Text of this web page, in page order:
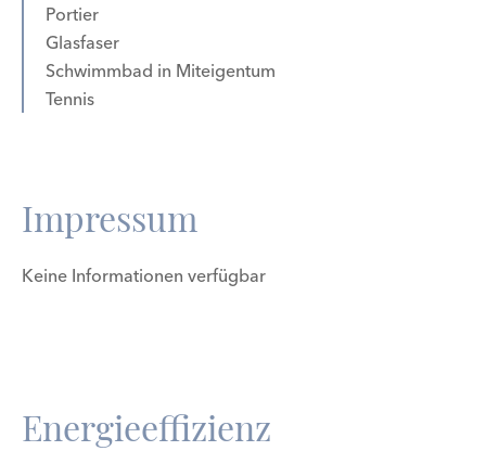
Portier
Glasfaser
Schwimmbad in Miteigentum
Tennis
Impressum
Keine Informationen verfügbar
Energieeffizienz